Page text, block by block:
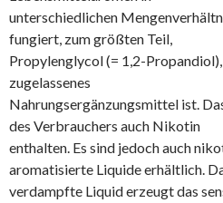
unterschiedlichen
fungiert, zum größten Teil,
Propylenglycol (= 1,2-
zugelassenes
Nahrungsergänzungsmittel ist.
des Verbrauchers auch Nikotin
enthalten. Es sind jedoch auch
aromatisierte Liquide erhältlich.
verdampfte Liquid erzeugt das